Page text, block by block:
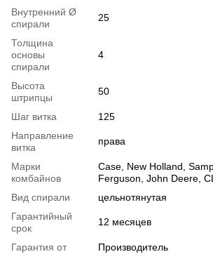
Внутренний Ø
спирали
25
Толщина
основы
спирали
4
Высота
штрипцы
50
Шаг витка
125
Направление
витка
права
Марки
комбайнов
Case, New Holland,
Ferguson, John Deere,
Вид спирали
цельнотянутая
Гарантийный
срок
12 месяцев
Гарантия от
Производитель